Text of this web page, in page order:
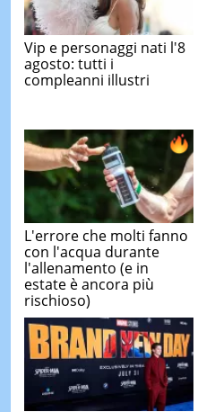
Vip e personaggi nati l'8
agosto: tutti i
compleanni illustri
L'errore che molti fanno
con l'acqua durante
l'allenamento (e in
estate è ancora più
rischioso)